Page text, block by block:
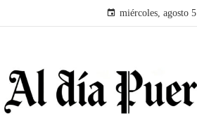
miércoles, agosto 5